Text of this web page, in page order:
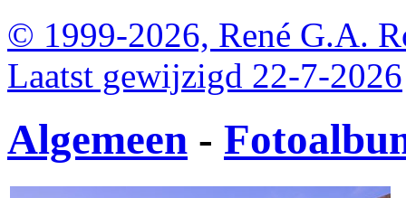
© 1999-2026, René G.A.
Laatst gewijzigd 22-7-2026
Algemeen -